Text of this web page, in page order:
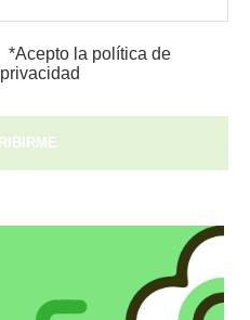
*Acepto la política de
privacidad